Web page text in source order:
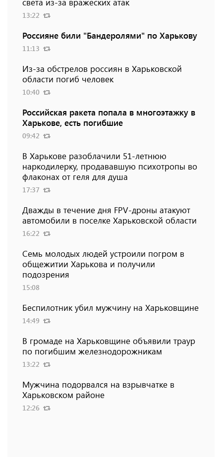
13:22
Россияне били "Бандеролями" по Харькову
11:13
Из-за обстрелов россиян в Харьковской
области погиб человек
10:40
Российская ракета попала в многоэтажку в
Харькове, есть погибшие
09:42
В Харькове разоблачили 51-летнюю
наркодилерку, продававшую психотропы во
флаконах от геля для душа
17:37
Дважды в течение дня FPV-дроны атакуют
автомобили в поселке Харьковской области
16:22
Семь молодых людей устроили погром в
общежитии Харькова и получили
подозрения
15:08
Беспилотник убил мужчину на Харьковщине
14:49
В громаде на Харьковщине объявили траур
по погибшим железнодорожникам
13:22
Мужчина подорвался на взрывчатке в
Харьковском районе
12:26